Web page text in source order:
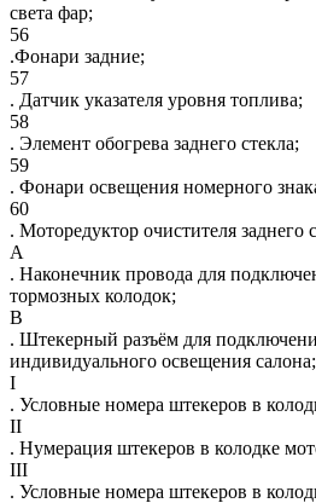
света фар;
56
.Фонари задние;
57
. Датчик указателя уровня топлива;
58
. Элемент обогрева заднего стекла;
59
. Фонари освещения номерного
60
. Моторедуктор очистителя заднего
А
. Наконечник провода для
тормозных колодок;
В
. Штекерный разъём для
индивидуального освещения салона;
I
. Условные номера штекеров в
II
. Нумерация штекеров в колодке
III
. Условные номера штекеров в